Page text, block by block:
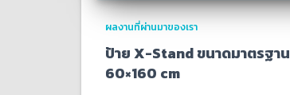
ผลงานที่ผ่านมาของเรา
ป้าย X-Stand ขนาดมาตรฐาน
60×160 cm